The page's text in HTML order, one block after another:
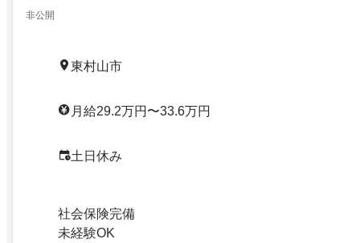
非公開
東村山市
月給29.2万円〜33.6万円
土日休み
社会保険完備
未経験OK